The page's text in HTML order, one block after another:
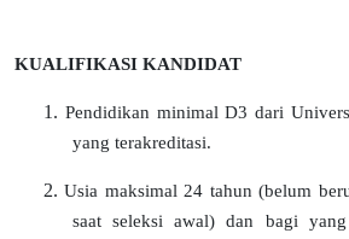
KUALIFIKASI KANDIDAT
1. Pendidikan minimal D3 dari
yang terakreditasi.
2. Usia maksimal 24 tahun (belum
saat seleksi awal) dan bagi